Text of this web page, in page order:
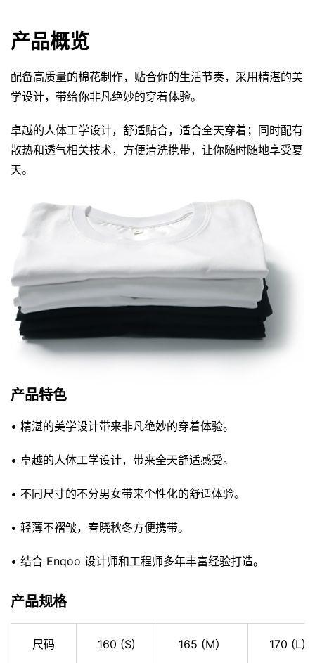
产品概览
配备高质量的棉花制作，贴合你的生活节奏，采用精湛的美
学设计，带给你非凡绝妙的穿着体验。
卓越的人体工学设计，舒适贴合，适合全天穿着；同时配有
散热和透气相关技术，方便清洗携带，让你随时随地享受夏
天。
产品特色
• 精湛的美学设计带来非凡绝妙的穿着体验。
• 卓越的人体工学设计，带来全天舒适感受。
• 不同尺寸的不分男女带来个性化的舒适体验。
• 轻薄不褶皱，春晓秋冬方便携带。
• 结合 Enqoo 设计师和工程师多年丰富经验打造。
产品规格
尺码 160 (S) 165 (M） 170 (L)